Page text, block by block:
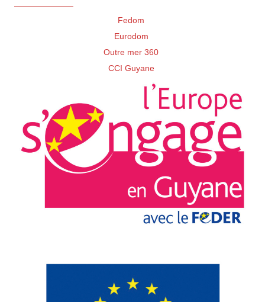
Fedom
Eurodom
Outre mer 360
CCI Guyane